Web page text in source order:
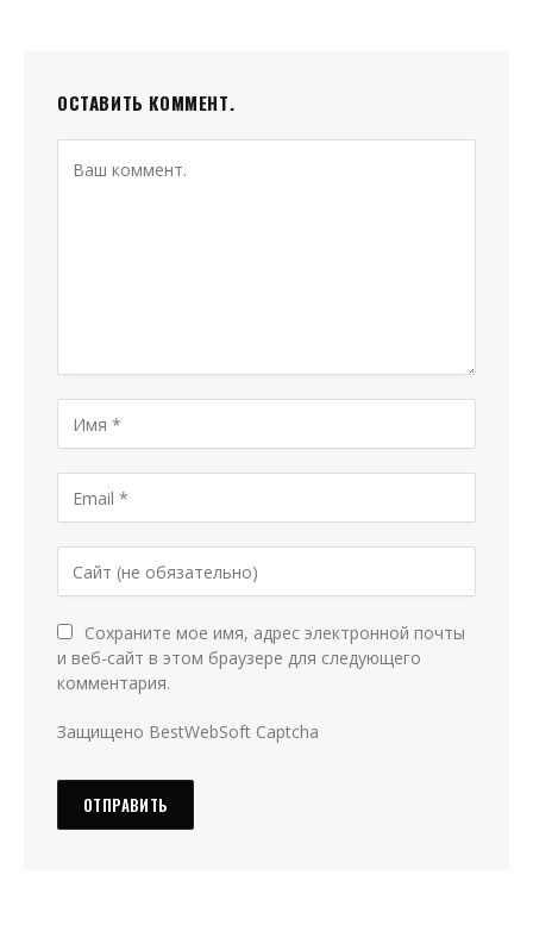
ОСТАВИТЬ КОММЕНТ.
Сохраните мое имя, адрес электронной почты
и веб-сайт в этом браузере для следующего
комментария.
Защищено BestWebSoft Captcha